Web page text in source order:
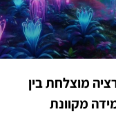
מוצלחת בין
מקוונת